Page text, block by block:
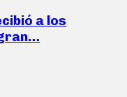
a los